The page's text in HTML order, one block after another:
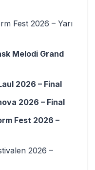
Fest 2026 – Yarı
Melodi Grand
2026 – Final
2026 – Final
Fest 2026 –
2026 –